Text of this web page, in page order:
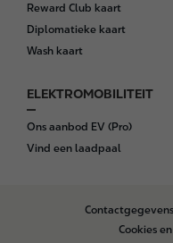
Reward Club kaart
Diplomatieke kaart
Wash kaart
ELEKTROMOBILITEIT
Ons aanbod EV (Pro)
Vind een laadpaal
Cookies